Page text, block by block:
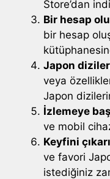
Store’dan
Bir hesap
bir hesap
Japon
veya
Japon
İzlemeye
ve mobil
Keyfini
ve favori
istediğiniz